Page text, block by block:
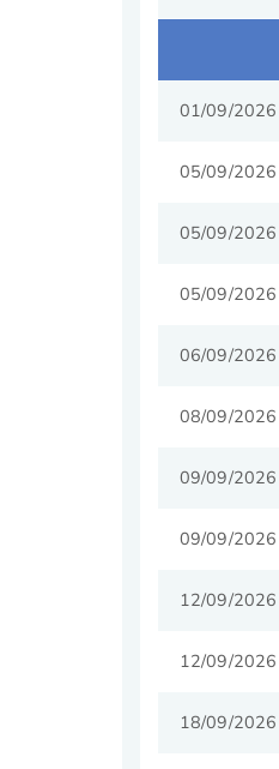
01/09/2026
05/09/2026
05/09/2026
05/09/2026
06/09/2026
08/09/2026
09/09/2026
09/09/2026
12/09/2026
12/09/2026
18/09/2026